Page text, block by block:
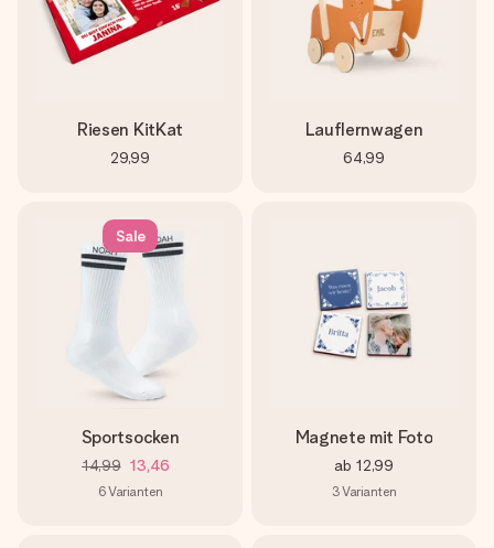
Riesen KitKat
29,99
Lauflernwagen
64,99
Sale
Sportsocken
14,99 13,46
6Varianten
Magnete mit Foto
ab 12,99
3Varianten